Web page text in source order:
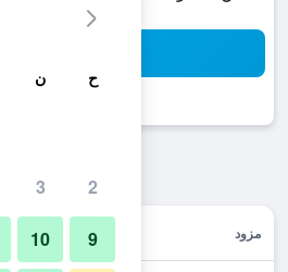
مزود
ح ن
2
3
9
10